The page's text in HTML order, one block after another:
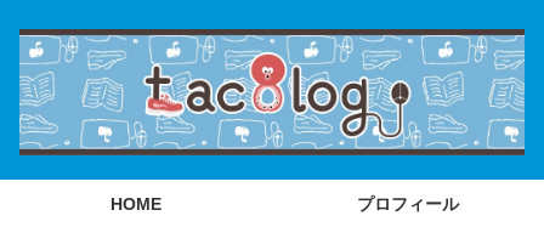
HOME プロフィール